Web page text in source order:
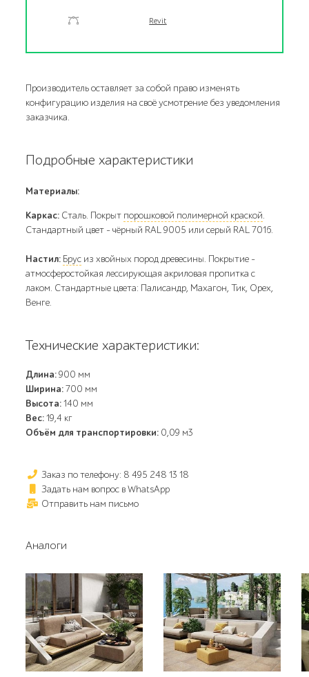
Revit
Производитель оставляет за собой право изменять
конфигурацию изделия на своё усмотрение без уведомления
заказчика.
Подробные характеристики
Материалы:
Каркас: Сталь. Покрыт порошковой полимерной краской.
Стандартный цвет – чёрный RAL 9005 или серый RAL 7016.
Настил: Брус из хвойных пород древесины. Покрытие –
атмосферостойкая лессирующая акриловая пропитка с
лаком. Стандартные цвета: Палисандр, Махагон, Тик, Орех,
Венге.
Технические характеристики:
Длина:900 мм
Ширина:700 мм
Высота:140 мм
Вес:19,4 кг
Объём для транспортировки: 0,09 м3
Заказ по телефону: 8 495 248 13 18
Задать нам вопрос в WhatsApp
Отправить нам письмо
Аналоги